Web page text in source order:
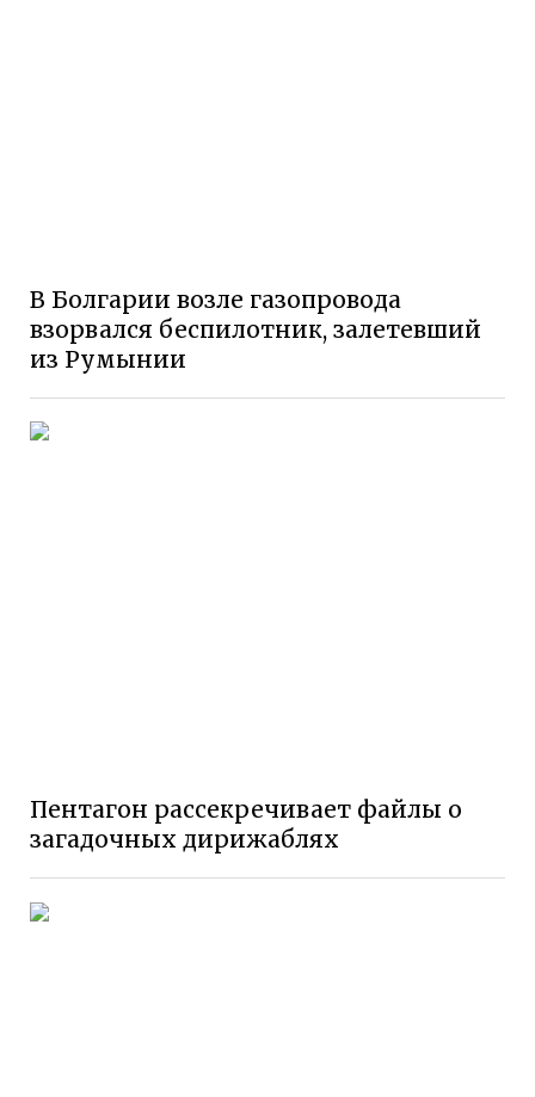
В Болгарии возле газопровода
взорвался беспилотник, залетевший
из Румынии
Пентагон рассекречивает файлы о
загадочных дирижаблях